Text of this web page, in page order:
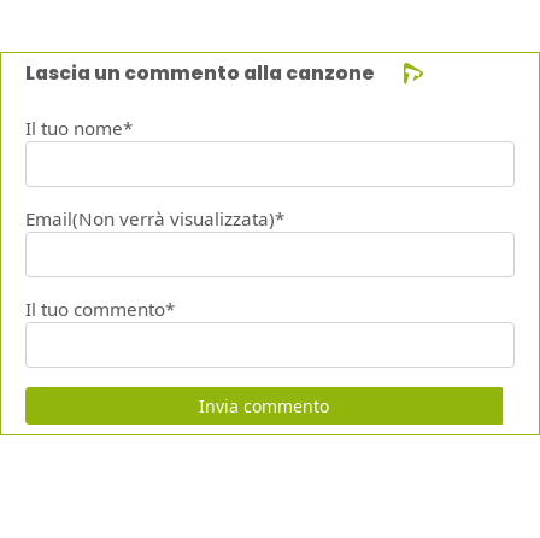
Lascia un commento alla canzone
Il tuo nome*
Email(Non verrà visualizzata)*
Il tuo commento*
Invia commento